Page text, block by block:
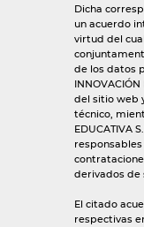
Dicha
un acuerdo
virtud del
de los datos
del sitio web
técnico,
EDUCATIVA
derivados de
El citado
respectivas